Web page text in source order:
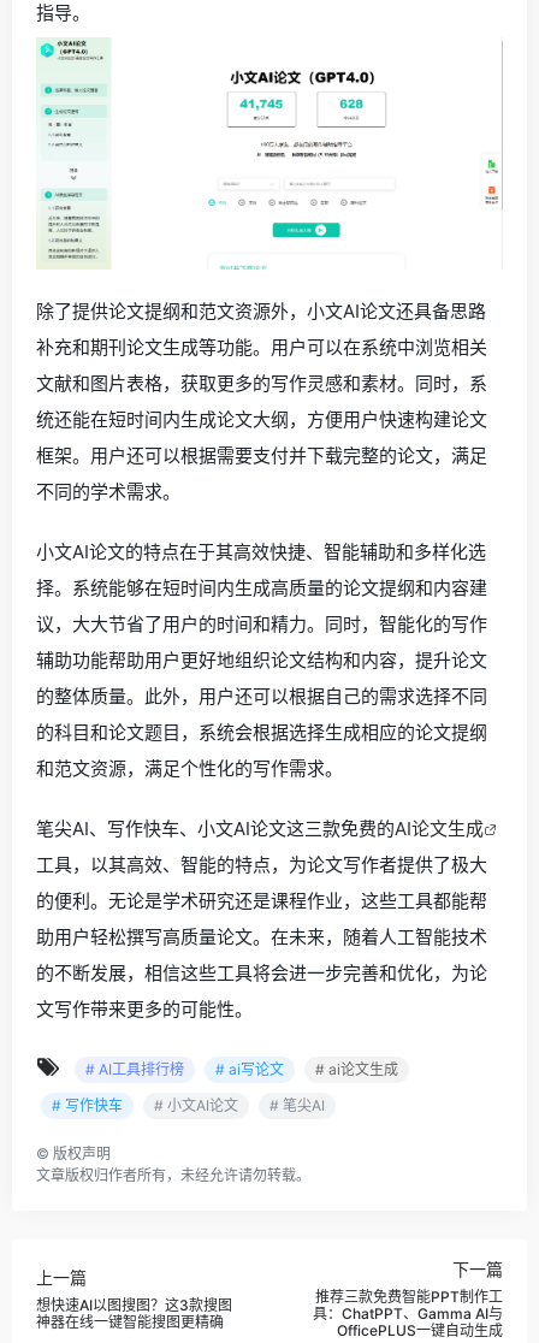
指导。
除了提供论文提纲和范文资源外，小文AI论文还具备思路
补充和期刊论文生成等功能。用户可以在系统中浏览相关
文献和图片表格，获取更多的写作灵感和素材。同时，系
统还能在短时间内生成论文大纲，方便用户快速构建论文
框架。用户还可以根据需要支付并下载完整的论文，满足
不同的学术需求。
小文AI论文的特点在于其高效快捷、智能辅助和多样化选
择。系统能够在短时间内生成高质量的论文提纲和内容建
议，大大节省了用户的时间和精力。同时，智能化的写作
辅助功能帮助用户更好地组织论文结构和内容，提升论文
的整体质量。此外，用户还可以根据自己的需求选择不同
的科目和论文题目，系统会根据选择生成相应的论文提纲
和范文资源，满足个性化的写作需求。
笔尖AI、写作快车、小文AI论文这三款免费的AI论文生成
工具，以其高效、智能的特点，为论文写作者提供了极大
的便利。无论是学术研究还是课程作业，这些工具都能帮
助用户轻松撰写高质量论文。在未来，随着人工智能技术
的不断发展，相信这些工具将会进一步完善和优化，为论
文写作带来更多的可能性。
# AI工具排行榜 # ai写论文
# ai论文生成
# 写作快车
# 小文AI论文 # 笔尖AI
© 版权声明
文章版权归作者所有，未经允许请勿转载。
上一篇
想快速AI以图搜图？这3款搜图
神器在线一键智能搜图更精确
下一篇
推荐三款免费智能PPT制作工
具：ChatPPT、Gamma AI与
OfficePLUS一键自动生成